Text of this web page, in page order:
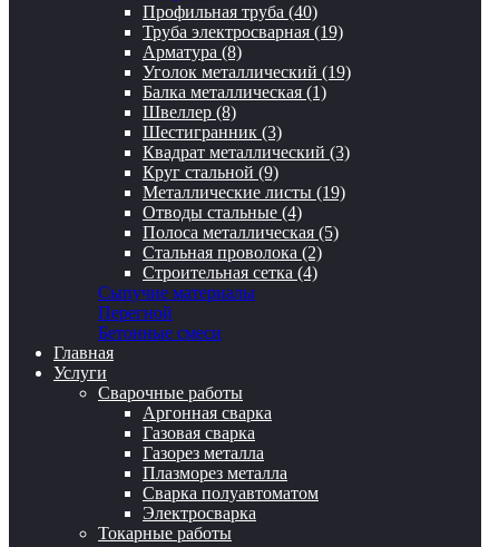
Профильная труба (40)
Труба электросварная (19)
Арматура (8)
Уголок металлический (19)
Балка металлическая (1)
Швеллер (8)
Шестигранник (3)
Квадрат металлический (3)
Круг стальной (9)
Металлические листы (19)
Отводы стальные (4)
Полоса металлическая (5)
Стальная проволока (2)
Строительная сетка (4)
Сыпучие материалы
Перегной
Бетонные смеси
Главная
Услуги
Сварочные работы
Аргонная сварка
Газовая сварка
Газорез металла
Плазморез металла
Сварка полуавтоматом
Электросварка
Токарные работы